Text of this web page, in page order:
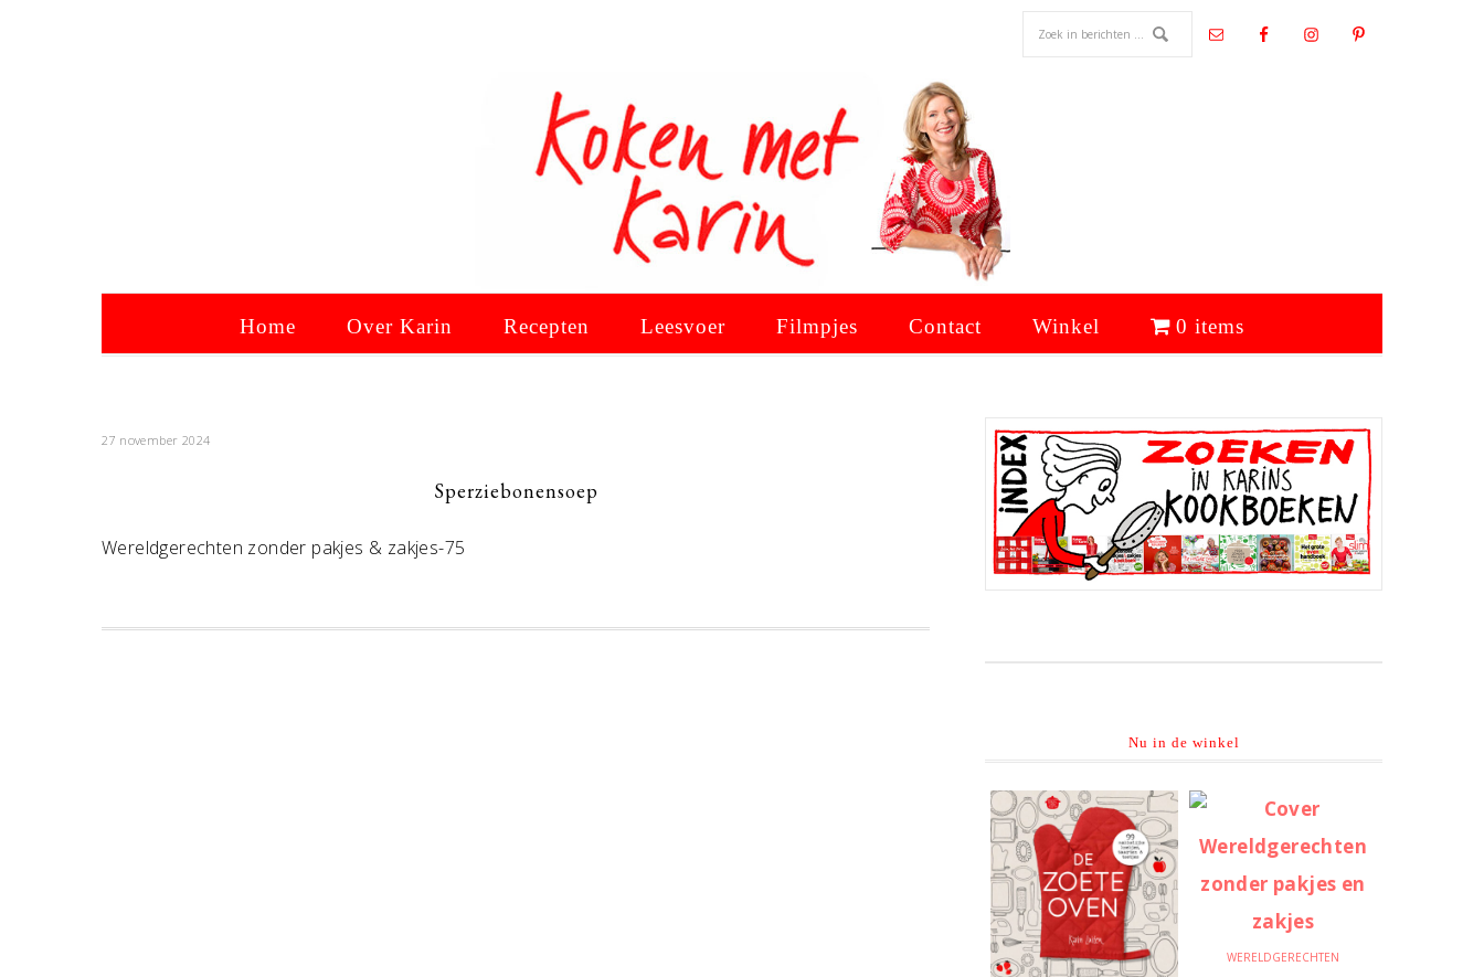
Home Over Karin Recepten Leesvoer Filmpjes Contact Winkel 0 items
27 november 2024
Sperziebonensoep
Wereldgerechten zonder pakjes & zakjes-75
Primaire
Sidebar
Nu in de winkel
WERELDGERECHTEN